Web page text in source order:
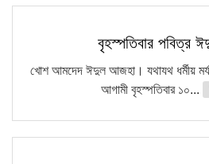
বৃহস্পতিবার পবিত্র
খোশ আমদেদ ঈদুল আজহা। যথাযথ ধর্মীয়
আগামী বৃহস্পতিবার ১০...